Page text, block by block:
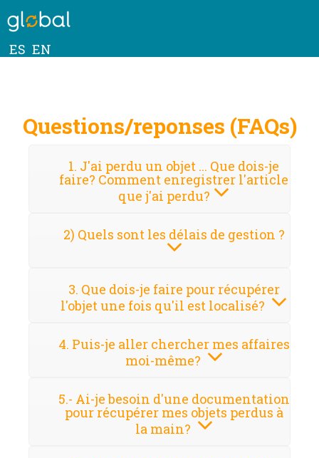
ES EN
Questions/reponses (FAQs)
1. J'ai perdu un objet ... Que dois-je
faire? Comment enregistrer l'article
que j'ai perdu?
2) Quels sont les délais de gestion ?
3. Que dois-je faire pour récupérer
l'objet une fois qu'il est localisé?
4. Puis-je aller chercher mes affaires
moi-même?
5.- Ai-je besoin d'une documentation
pour récupérer mes objets perdus à
la main?